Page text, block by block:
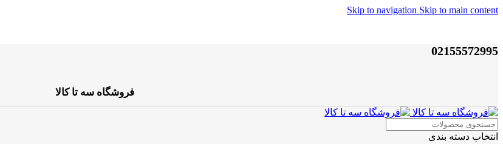
Skip to navigation Skip to main content
02155572995
فروشگاه سه تا کالا
انتخاب دسته بندی